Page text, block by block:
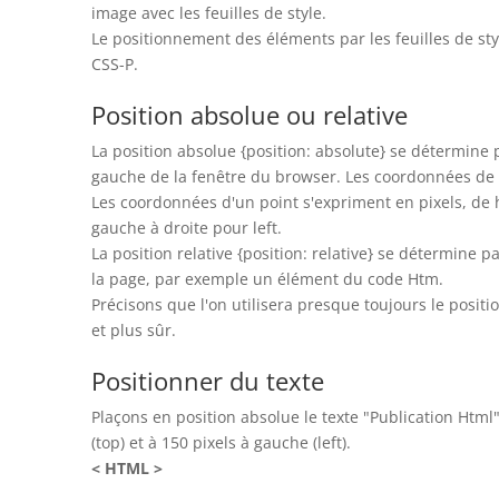
image avec les feuilles de style.
Le positionnement des éléments par les feuilles de
CSS-P.
Position absolue ou relative
La position absolue {position: absolute} se
gauche de la fenêtre du browser. Les coordonnées
Les coordonnées d'un point s'expriment en pixels,
gauche à droite pour left.
La position relative {position: relative} se détermine
la page, par exemple un élément du code Htm.
Précisons que l'on utilisera presque toujours le
et plus sûr.
Positionner du texte
Plaçons en position absolue le texte "Publication
(top) et à 150 pixels à gauche (left).
< HTML >